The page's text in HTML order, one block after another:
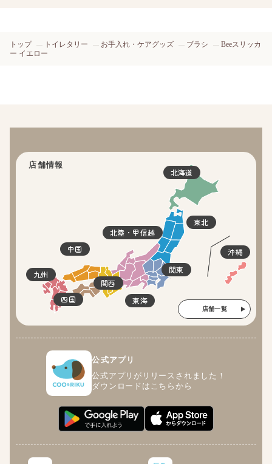
トップ トイレタリー お手入れ・ケアグッズ ブラシ
Beeスリッカ
ー イエロー
店舗情報
北海道
東北
関東
北陸・甲信越
東海
関西
四国
中国
九州
沖縄
店舗一覧
公式アプリ
公式アプリがリリースされました！
ダウンロードはこちらから